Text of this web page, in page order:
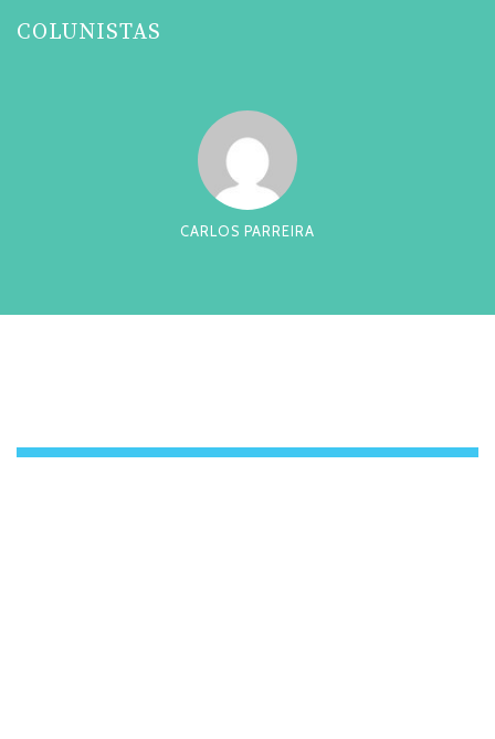
COLUNISTAS
CARLOS PARREIRA